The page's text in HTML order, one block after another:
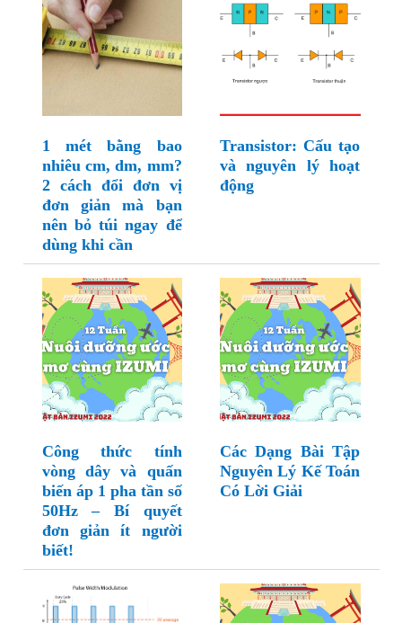
1 mét bằng bao
nhiêu cm, dm, mm?
2 cách đổi đơn vị
đơn giản mà bạn
nên bỏ túi ngay để
dùng khi cần
Transistor: Cấu tạo
và nguyên lý hoạt
động
Công thức tính
vòng dây và quấn
biến áp 1 pha tần số
50Hz – Bí quyết
đơn giản ít người
biết!
Các Dạng Bài Tập
Nguyên Lý Kế Toán
Có Lời Giải